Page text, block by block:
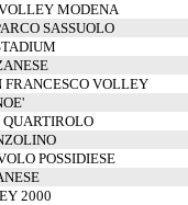
MODENA
SASSUOLO
FRANCESCO VOLLEY
POSSIDIESE
2000